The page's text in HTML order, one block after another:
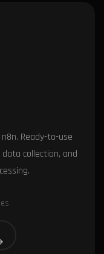
Ready-to-use
collection, and